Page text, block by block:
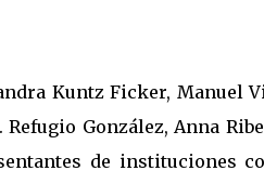
Kuntz Ficker, Manuel
Refugio González, Anna
de instituciones